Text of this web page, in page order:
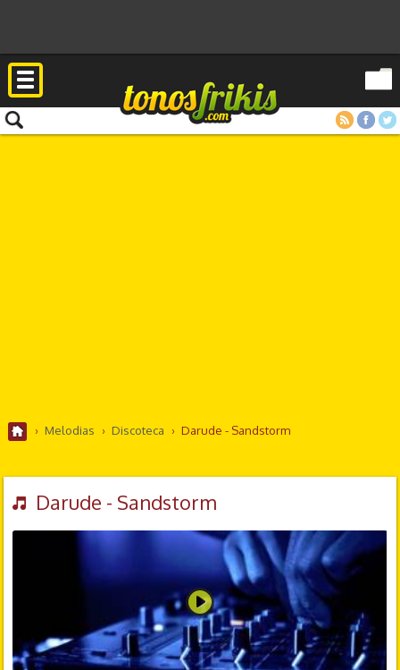
RSS FacebookTwitter
› Melodias › Discoteca › Darude - Sandstorm
Darude - Sandstorm